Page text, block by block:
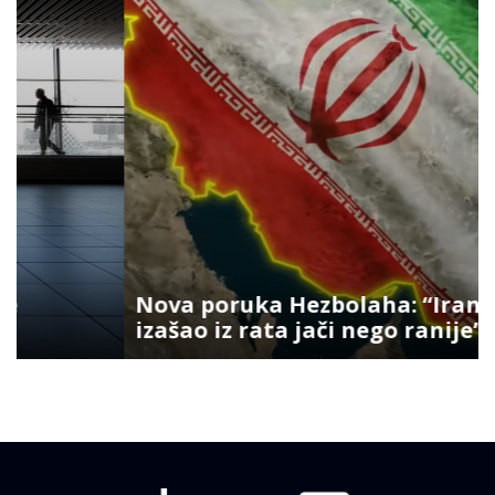
Nova poruka Hezbolaha: “Iran je
izašao iz rata jači nego ranije”